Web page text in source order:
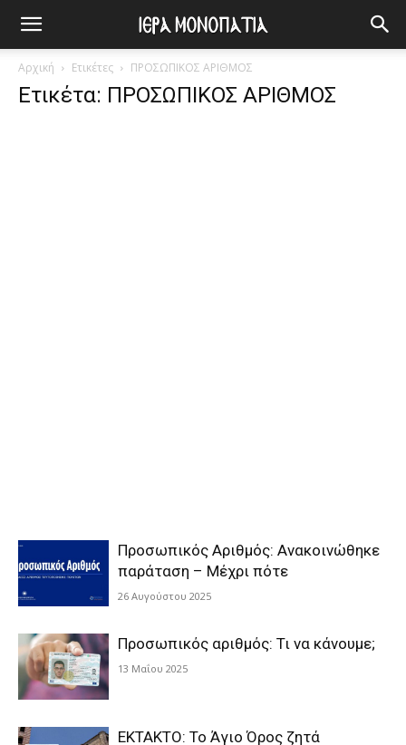
Αρχική Ετικέτες ΠΡΟΣΩΠΙΚΟΣ ΑΡΙΘΜΟΣ
Ετικέτα: ΠΡΟΣΩΠΙΚΟΣ ΑΡΙΘΜΟΣ
Προσωπικός Αριθμός: Ανακοινώθηκε
παράταση – Μέχρι πότε
26 Αυγούστου 2025
Προσωπικός αριθμός: Τι να κάνουμε;
13 Μαΐου 2025
ΕΚΤΑΚΤΟ: Το Άγιο Όρος ζητά